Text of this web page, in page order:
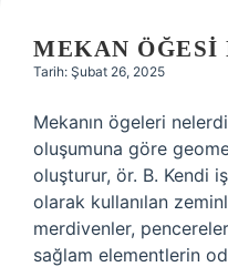
MEKAN ÖĞESI
Tarih: Şubat 26, 2025
Mekanın ögeleri
oluşumuna göre
oluşturur, ör. B. Kendi
olarak kullanılan
merdivenler,
sağlam elementlerin